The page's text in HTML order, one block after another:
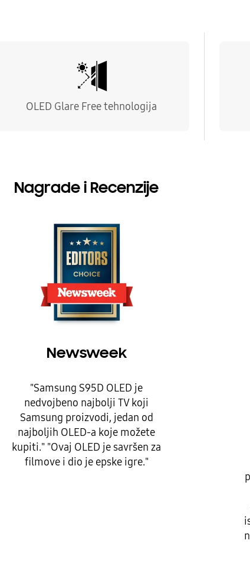
OLED Glare Free tehnologija
Nagrade i Recenzije
Newsweek
nedvojbeno najbolji TV koji
Samsung proizvodi, jedan od
najboljih OLED-a koje možete
kupiti." "Ovaj OLED je savršen za
filmove i dio je epske igre."